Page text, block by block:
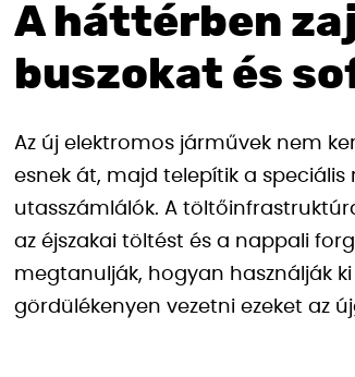
A háttérben
buszokat és
Az új elektromos járművek nem
esnek át, majd telepítik a speciális
utasszámlálók. A
az éjszakai töltést és a nappali
megtanulják, hogyan használják
gördülékenyen vezetni ezeket az